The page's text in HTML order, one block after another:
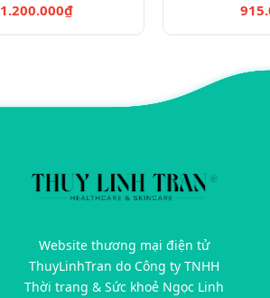
1.200.000₫
Website thương mại điện tử
ThuyLinhTran do Công ty TNHH
Thời trang & Sức khoẻ Ngọc Linh